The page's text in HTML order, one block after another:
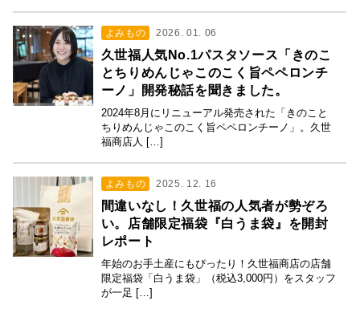
よみもの 2026. 01. 06
久世福人気No.1パスタソース「きのこ
とちりめんじゃこのこく旨ペペロンチ
ーノ」開発秘話を聞きました。
2024年8月にリニューアル発売された「きのこと
ちりめんじゃこのこく旨ペペロンチーノ」。久世
福商店人 […]
よみもの 2025. 12. 16
間違いなし！久世福の人気者が勢ぞろ
い。店舗限定福袋『白うま袋』を開封
レポート
年始のお手土産にもぴったり！久世福商店の店舗
限定福袋「白うま袋」（税込3,000円）をスタッフ
が一足 […]